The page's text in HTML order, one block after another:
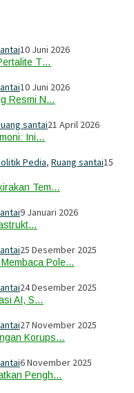
10 Juni 2026
T…
10 Juni 2026
Resmi N…
santai21 April 2026
Ini…
Pedia, Ruang santai15
Tem…
9 Januari 2026
25 Desember 2025
Pole…
24 Desember 2025
AI, S…
27 November 2025
Korups…
6 November 2025
Pengh…